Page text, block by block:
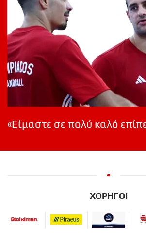
«Είμαστε σε πολύ καλό
ΧΟΡΗΓΟΙ